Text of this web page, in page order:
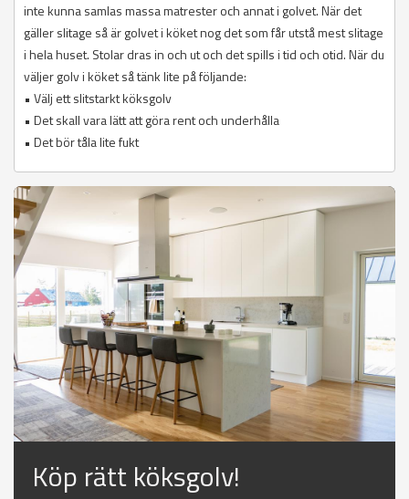
inte kunna samlas massa matrester och annat i golvet. När det
gäller slitage så är golvet i köket nog det som får utstå mest slitage
i hela huset. Stolar dras in och ut och det spills i tid och otid. När du
väljer golv i köket så tänk lite på följande:
• Välj ett slitstarkt köksgolv
• Det skall vara lätt att göra rent och underhålla
• Det bör tåla lite fukt
Köp rätt köksgolv!